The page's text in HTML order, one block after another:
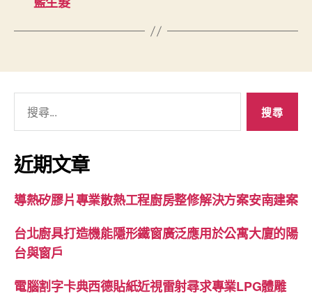
關
鍵
字:
近期文章
導熱矽膠片專業散熱工程廚房整修解決方案安南建案
台北廚具打造機能隱形鐵窗廣泛應用於公寓大廈的陽
台與窗戶
電腦割字卡典西德貼紙近視雷射尋求專業LPG體雕